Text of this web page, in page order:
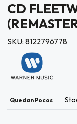
CD
SKU: 8122796778
Quedan Pocos